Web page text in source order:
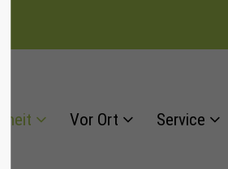
Vor Ort Service